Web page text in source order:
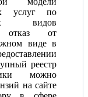
услуг по
видов
отказ от
виде в
реестр
можно
на сайте